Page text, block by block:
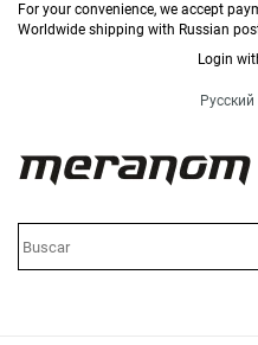
For your convenience, we accept
Worldwide shipping with Russian
Login
Русский